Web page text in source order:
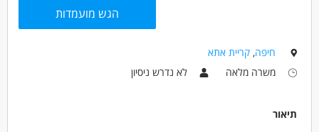
*עמידה ביעדי ייצור ובאיכות בהתאם לדרישות החברה.
דרושים בתחום
הגש מועמדות
חיפה,קריית אתא
משרה מלאה
לא נדרש ניסיון
תיאור